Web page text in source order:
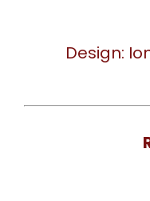
Design: